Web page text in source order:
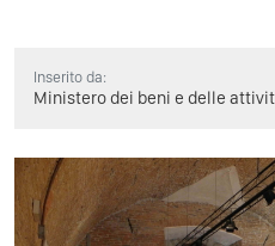
Inserito da:
Ministero dei beni e delle